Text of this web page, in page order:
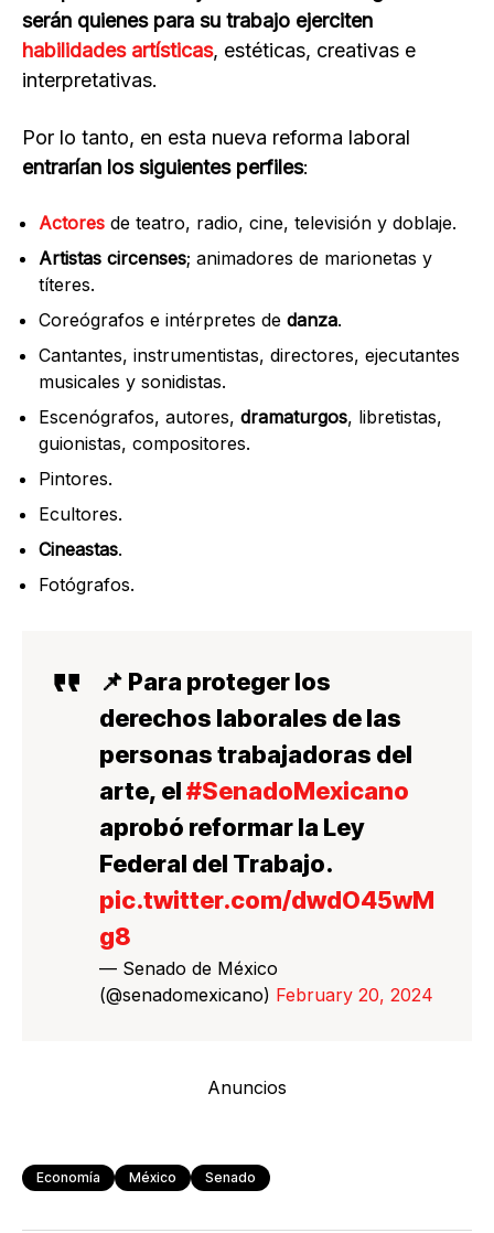
serán quienes para su trabajo ejerciten
habilidades artísticas, estéticas, creativas e
interpretativas.
Por lo tanto, en esta nueva reforma laboral
entrarían los siguientes perfiles:
Actores de teatro, radio, cine, televisión y doblaje.
Artistas circenses; animadores de marionetas y
títeres.
Coreógrafos e intérpretes de danza.
Cantantes, instrumentistas, directores, ejecutantes
musicales y sonidistas.
Escenógrafos, autores, dramaturgos, libretistas,
guionistas, compositores.
Pintores.
Ecultores.
Cineastas.
Fotógrafos.
📌 Para proteger los
derechos laborales de las
personas trabajadoras del
arte, el#SenadoMexicano
aprobó reformar la Ley
Federal del Trabajo.
pic.twitter.com/dwdO45wM
g8
— Senado de México
(@senadomexicano) February 20, 2024
Anuncios
Economía México Senado